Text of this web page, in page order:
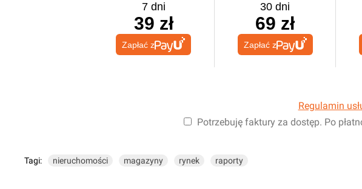
7 dni
39 zł
Zapłać z
30 dni
69 zł
Zapłać z
Regulamin
Potrzebuję faktury za dostęp. Po
Tagi: nieruchomości magazyny rynek raporty